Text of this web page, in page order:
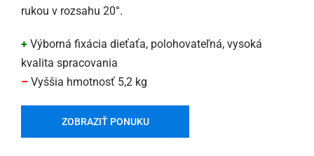
rukou v rozsahu 20°.
+ Výborná fixácia dieťaťa, polohovateľná, vysoká
kvalita spracovania
– Vyššia hmotnosť 5,2 kg
ZOBRAZIŤ PONUKU